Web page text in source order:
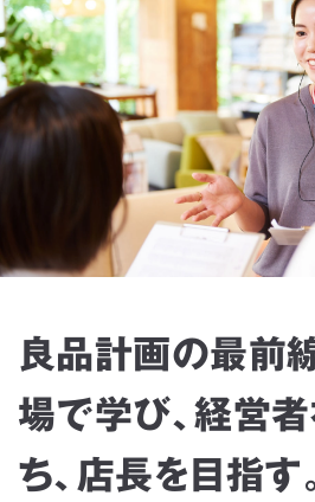
良品計画の最前
場で学び、経営
ち、店長を目指す。